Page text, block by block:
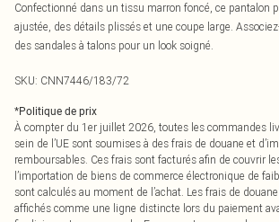
Confectionné dans un tissu marron foncé, ce pantalon
ajustée, des détails plissés et une coupe large.
des sandales à talons pour un look soigné.
SKU: CNN7446/183/72
*Politique de prix
À compter du 1er juillet 2026, toutes les commandes
sein de l’UE sont soumises à des frais de douane et
remboursables. Ces frais sont facturés afin de couvrir
l’importation de biens de commerce électronique de
sont calculés au moment de l’achat. Les frais de
affichés comme une ligne distincte lors du paiement